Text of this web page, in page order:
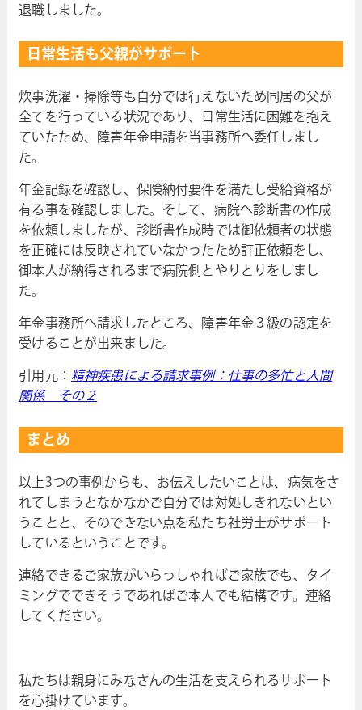
退職しました。
日常生活も父親がサポート
炊事洗濯・掃除等も自分では行えないため同居の父が
全てを行っている状況であり、日常生活に困難を抱え
ていたため、障害年金申請を当事務所へ委任しまし
た。
年金記録を確認し、保険納付要件を満たし受給資格が
有る事を確認しました。そして、病院へ診断書の作成
を依頼しましたが、診断書作成時では御依頼者の状態
を正確には反映されていなかったため訂正依頼をし、
御本人が納得されるまで病院側とやりとりをしまし
た。
年金事務所へ請求したところ、障害年金３級の認定を
受けることが出来ました。
引用元： 精神疾患による請求事例：仕事の多忙と人間
関係 その２
まとめ
以上3つの事例からも、お伝えしたいことは、病気をさ
れてしまうとなかなかご自分では対処しきれないとい
うことと、そのできない点を私たち社労士がサポート
しているということです。
連絡できるご家族がいらっしゃればご家族でも、タイ
ミングでできそうであればご本人でも結構です。連絡
してください。
私たちは親身にみなさんの生活を支えられるサポート
を心掛けています。